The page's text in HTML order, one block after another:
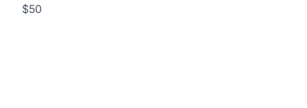
$50